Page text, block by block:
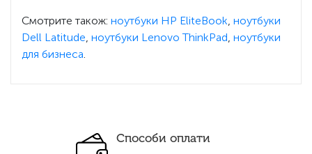
Смотрите також: ноутбуки HP EliteBook ноутбуки
Dell Latitude ноутбуки Lenovo ThinkPad ноутбуки
для бизнеса
Способи оплати